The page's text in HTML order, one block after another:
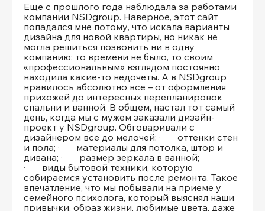
Еще с прошлого года наблюдала за работами
компании NSDgroup. Наверное, этот сайт
попадался мне потому, что искала варианты
дизайна для новой квартиры, но никак не
могла решиться позвонить ни в одну
компанию: то времени не было, то своим
«профессиональным» взглядом постоянно
находила какие-то недочеты. А в NSDgroup
нравилось абсолютно все – от оформления
прихожей до интересных перепланировок
спальни и ванной. В общем, настал тот самый
день, когда мы с мужем заказали дизайн-
проект у NSDgroup. Обговаривали с
дизайнером все до мелочей: · оттенки стен
и пола; · материалы для потолка, штор и
дивана; · размер зеркала в ванной;
· виды бытовой техники, которую
собираемся установить после ремонта. Такое
впечатление, что мы побывали на приеме у
семейного психолога, который выяснял наши
привычки, образ жизни, любимые цвета, даже